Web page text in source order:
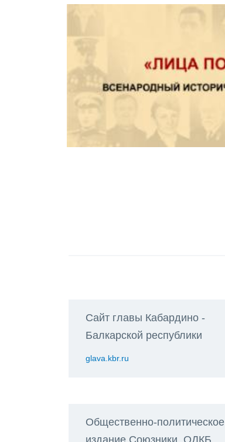
Сайт главы Кабардино -
Балкарской республики
glava.kbr.ru
Общественно-политическое
издание Союзники. ОДКБ